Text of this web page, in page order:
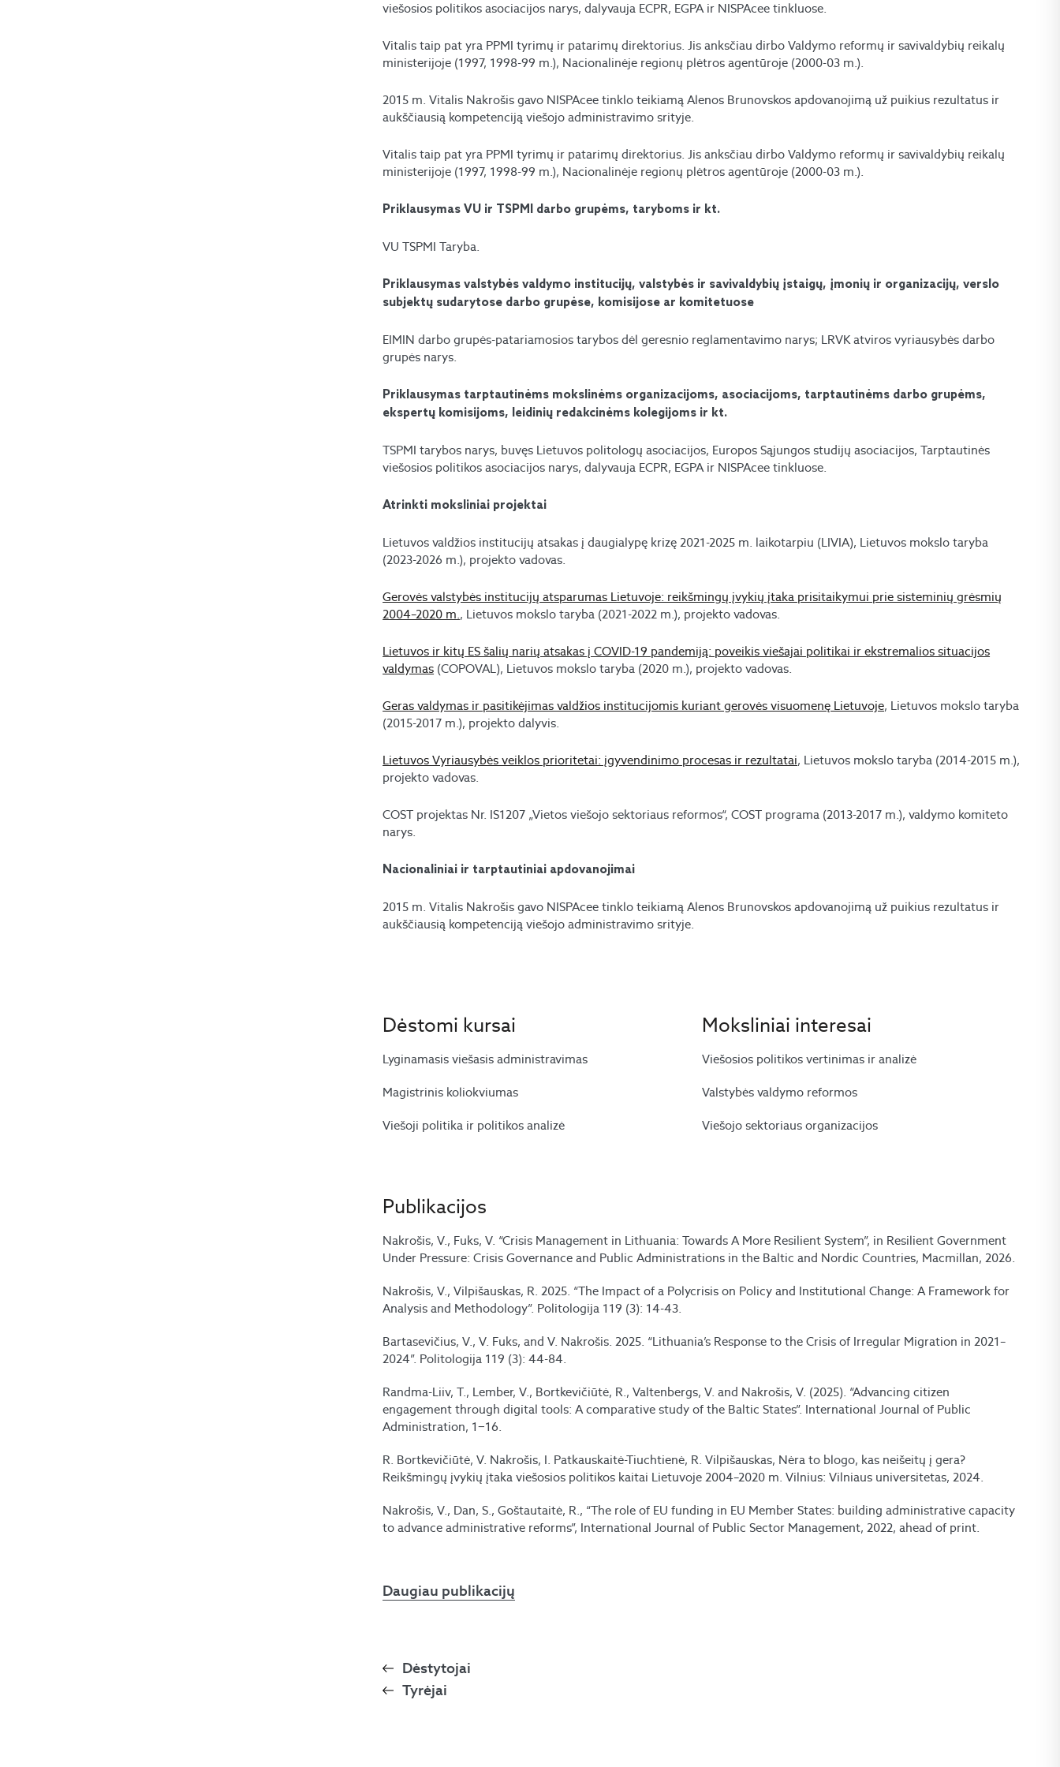
viešosios politikos asociacijos narys, dalyvauja ECPR, EGPA ir NISPAcee tinkluose.
Vitalis taip pat yra PPMI tyrimų ir patarimų direktorius. Jis anksčiau dirbo Valdymo reformų ir savivaldybių reikalų
ministerijoje (1997, 1998-99 m.), Nacionalinėje regionų plėtros agentūroje (2000-03 m.).
2015 m. Vitalis Nakrošis gavo NISPAcee tinklo teikiamą Alenos Brunovskos apdovanojimą už puikius rezultatus ir
aukščiausią kompetenciją viešojo administravimo srityje.
Vitalis taip pat yra PPMI tyrimų ir patarimų direktorius. Jis anksčiau dirbo Valdymo reformų ir savivaldybių reikalų
ministerijoje (1997, 1998-99 m.), Nacionalinėje regionų plėtros agentūroje (2000-03 m.).
Priklausymas VU ir TSPMI darbo grupėms, taryboms ir kt.
VU TSPMI Taryba.
Priklausymas valstybės valdymo institucijų, valstybės ir savivaldybių įstaigų, įmonių ir organizacijų, verslo
subjektų sudarytose darbo grupėse, komisijose ar komitetuose
EIMIN darbo grupės-patariamosios tarybos dėl geresnio reglamentavimo narys; LRVK atviros vyriausybės darbo
grupės narys.
Priklausymas tarptautinėms mokslinėms organizacijoms, asociacijoms, tarptautinėms darbo grupėms,
ekspertų komisijoms, leidinių redakcinėms kolegijoms ir kt.
TSPMI tarybos narys, buvęs Lietuvos politologų asociacijos, Europos Sąjungos studijų asociacijos, Tarptautinės
viešosios politikos asociacijos narys, dalyvauja ECPR, EGPA ir NISPAcee tinkluose.
Atrinkti moksliniai projektai
Lietuvos valdžios institucijų atsakas į daugialypę krizę 2021-2025 m. laikotarpiu (LIVIA), Lietuvos mokslo taryba
(2023-2026 m.), projekto vadovas.
Gerovės valstybės institucijų atsparumas Lietuvoje: reikšmingų įvykių įtaka prisitaikymui prie sisteminių grėsmių
2004–2020 m., Lietuvos mokslo taryba (2021-2022 m.), projekto vadovas.
Lietuvos ir kitų ES šalių narių atsakas į COVID-19 pandemiją: poveikis viešajai politikai ir ekstremalios situacijos
valdymas (COPOVAL), Lietuvos mokslo taryba (2020 m.), projekto vadovas.
Geras valdymas ir pasitikėjimas valdžios institucijomis kuriant gerovės visuomenę Lietuvoje, Lietuvos mokslo taryba
(2015-2017 m.), projekto dalyvis.
Lietuvos Vyriausybės veiklos prioritetai: įgyvendinimo procesas ir rezultatai, Lietuvos mokslo taryba (2014-2015 m.),
projekto vadovas.
COST projektas Nr. IS1207 „Vietos viešojo sektoriaus reformos“, COST programa (2013-2017 m.), valdymo komiteto
narys.
Nacionaliniai ir tarptautiniai apdovanojimai
2015 m. Vitalis Nakrošis gavo NISPAcee tinklo teikiamą Alenos Brunovskos apdovanojimą už puikius rezultatus ir
aukščiausią kompetenciją viešojo administravimo srityje.
Dėstomi kursai
Lyginamasis viešasis administravimas
Magistrinis koliokviumas
Viešoji politika ir politikos analizė
Moksliniai interesai
Viešosios politikos vertinimas ir analizė
Valstybės valdymo reformos
Viešojo sektoriaus organizacijos
Publikacijos
Nakrošis, V., Fuks, V. “Crisis Management in Lithuania: Towards A More Resilient System”, in Resilient Government
Under Pressure: Crisis Governance and Public Administrations in the Baltic and Nordic Countries, Macmillan, 2026.
Nakrošis, V., Vilpišauskas, R. 2025. “The Impact of a Polycrisis on Policy and Institutional Change: A Framework for
Analysis and Methodology”. Politologija 119 (3): 14-43.
Bartasevičius, V., V. Fuks, and V. Nakrošis. 2025. “Lithuania’s Response to the Crisis of Irregular Migration in 2021–
2024”. Politologija 119 (3): 44-84.
Randma-Liiv, T., Lember, V., Bortkevičiūtė, R., Valtenbergs, V. and Nakrošis, V. (2025). “Advancing citizen
engagement through digital tools: A comparative study of the Baltic States”. International Journal of Public
Administration, 1−16.
R. Bortkevičiūtė, V. Nakrošis, I. Patkauskaitė-Tiuchtienė, R. Vilpišauskas, Nėra to blogo, kas neišeitų į gera?
Reikšmingų įvykių įtaka viešosios politikos kaitai Lietuvoje 2004–2020 m. Vilnius: Vilniaus universitetas, 2024.
Nakrošis, V., Dan, S., Goštautaitė, R., “The role of EU funding in EU Member States: building administrative capacity
to advance administrative reforms”, International Journal of Public Sector Management, 2022, ahead of print.
Daugiau publikacijų
Dėstytojai
Tyrėjai